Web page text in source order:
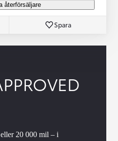
återförsäljare
Spara
20 000 mil – i